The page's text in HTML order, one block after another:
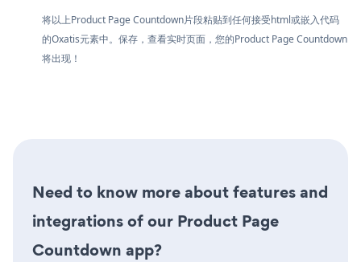
将以上Product Page Countdown片段粘贴到任何接受html或嵌入代码
的Oxatis元素中。保存，查看实时页面，您的Product Page Countdown
将出现！
Need to know more about features and
integrations of our Product Page
Countdown app?